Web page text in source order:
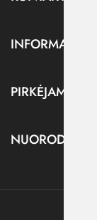
INFORMACIJA
PIRKĖJAMS
NUORODOS